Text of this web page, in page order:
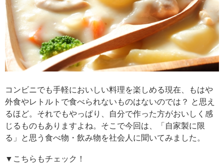
コンビニでも手軽においしい料理を楽しめる現在、もはや
外食やレトルトで食べられないものはないのでは？ と思え
るほど。それでもやっぱり、自分で作った方がおいしく感
じるものもありますよね。そこで今回は、「自家製に限
る」と思う食べ物・飲み物を社会人に聞いてみました。
▼こちらもチェック！